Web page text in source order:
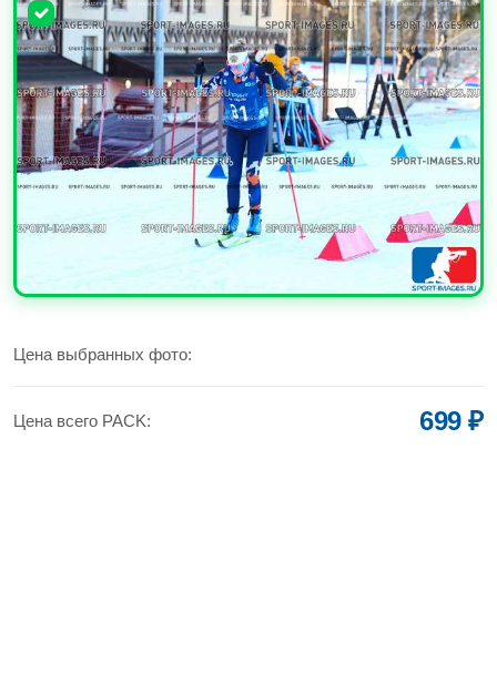
Цена выбранных фото:
Цена всего PACK: 699 ₽